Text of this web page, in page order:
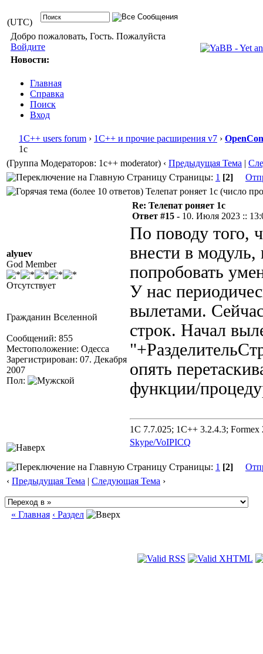
(UTC)
Добро пожаловать, Гость. Пожалуйста
Войдите
Новости:
Главная
Справка
Поиск
Вход
1С++ users forum › 1С++ и прочие расширения v7 ›
1с
(Группа Модераторов: 1c++ moderator) ‹ Предыдущая Тема |
Страницы: 1 [2]
Телепат роняет 1с (число
alyuev
God Member
Отсутствует
Гражданин Вселенной
Сообщений: 855
Местоположение: Одесса
Зарегистрирован: 07. Декабря
2007
Пол:
Re: Телепат роняет 1с
Ответ #15 - 10. Июля 2023 ::
По поводу того,
внести в
попробовать
У нас
вылетами.
строк. Начал
опять
функции/
1C 7.7.025; 1C++ 3.2.4.3; Formex
Skype/VoIPICQ
Страницы: 1 [2]
‹ Предыдущая Тема | Следующая Тема ›
« Главная ‹ Раздел